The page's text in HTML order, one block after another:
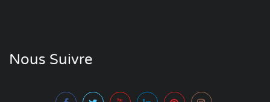
Nous Suivre